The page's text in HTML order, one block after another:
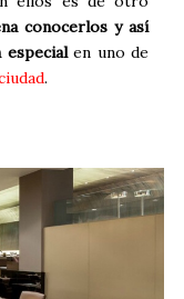
conocerlos y así
especialen uno de
.